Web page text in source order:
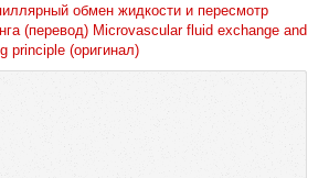
обмен жидкости и пересмотр
(перевод) Microvascular fluid exchange and
principle (оригинал)